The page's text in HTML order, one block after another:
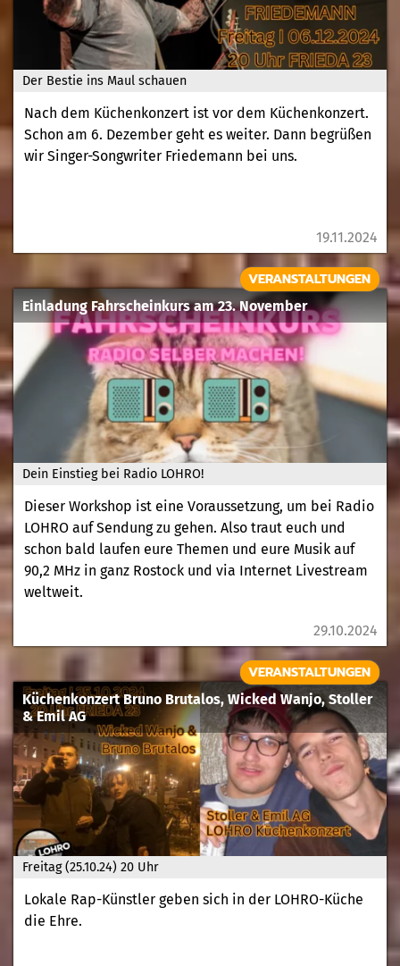
Der Bestie ins Maul schauen
Nach dem Küchenkonzert ist vor dem Küchenkonzert.
Schon am 6. Dezember geht es weiter. Dann begrüßen
wir Singer-Songwriter Friedemann bei uns.
19.11.2024
Dein Einstieg bei Radio LOHRO!
Einladung Fahrscheinkurs am 23. November
VERANSTALTUNGEN
Dieser Workshop ist eine Voraussetzung, um bei Radio
LOHRO auf Sendung zu gehen. Also traut euch und
schon bald laufen eure Themen und eure Musik auf
90,2 MHz in ganz Rostock und via Internet Livestream
weltweit.
29.10.2024
Freitag (25.10.24) 20 Uhr
Küchenkonzert Bruno Brutalos, Wicked Wanjo, Stoller
& Emil AG
VERANSTALTUNGEN
Lokale Rap-Künstler geben sich in der LOHRO-Küche
die Ehre.